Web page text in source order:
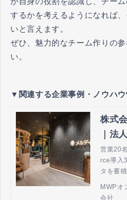
するかを考えるようになれば
いと言えます。
ぜひ、魅力的なチーム作りの
い。
▼関連する企業事例・ノウハウ
株式
｜法
の
コネ
営業20
rce導入
タを蓄
MWPオ
会社